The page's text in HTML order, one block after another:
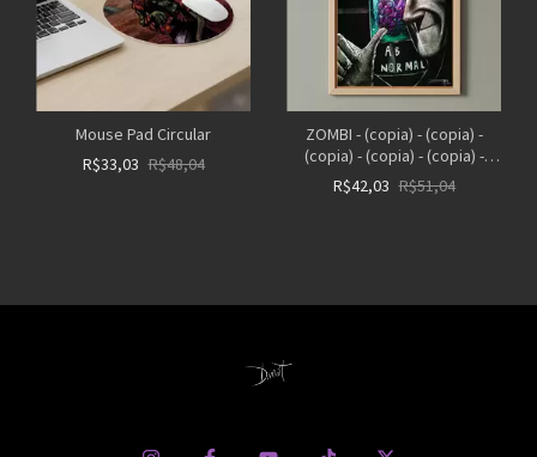
Mouse Pad Circular
R$33,03 R$48,04
ZOMBI - (copia) - (copia) -
(copia) - (copia) - (copia) -
(copia) - (copia) - (copia) -
(copia) - (copia) - (copia) -
R$42,03 R$51,04